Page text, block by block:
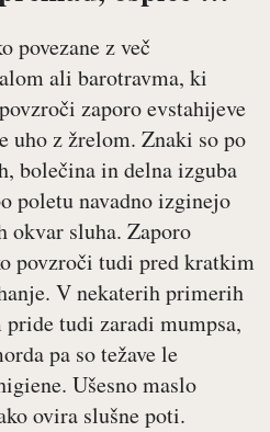
povezane z več
ali barotravma, ki
zaporo evstahijeve
uho z žrelom. Znaki so po
bolečina in delna izguba
poletu navadno izginejo
okvar sluha. Zaporo
povzroči tudi pred kratkim
V nekaterih primerih
tudi zaradi mumpsa,
pa so težave le
Ušesno maslo
ovira slušne poti.